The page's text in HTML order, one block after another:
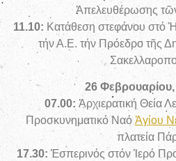
Ἀπελευθέρωσης
11.10: Κατάθεση στεφάνου
τήν Α.Ε. τήν Πρόεδρο τῆς
26
07.00: Ἀρχιερατική Θεία
Προσκυνηματικό Ναό Ἁγίου
πλατεία
17.30: Ἑσπερινός στόν Ἱερό